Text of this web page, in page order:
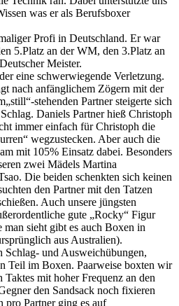
was er als Berufsboxer
Profi in Deutschland. Er war
5.Platz an der WM, den 3.Platz an
Meister.
eine schwerwiegende Verletzung.
nach anfänglichem Zögern mit der
stehenden Partner steigerte sich
Daniels Partner hieß Christoph
immer einfach für Christoph die
wegzustecken. Aber auch die
mit 105% Einsatz dabei. Besonders
zwei Mädels Martina
Die beiden schenkten sich keinen
den Partner mit den Tatzen
Auch unsere jüngsten
gute „Rocky“ Figur
sieht gibt es auch Boxen in
aus Australien).
und Ausweichübungen,
Teil im Boxen. Paarweise boxten wir
Taktes mit hoher Frequenz an den
den Sandsack noch fixieren
pro Partner ging es auf